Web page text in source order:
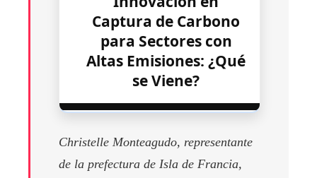
Captura de Carbono
para Sectores con
Altas Emisiones: ¿Qué
se Viene?
Christelle Monteagudo, representante
de la prefectura de Isla de Francia,